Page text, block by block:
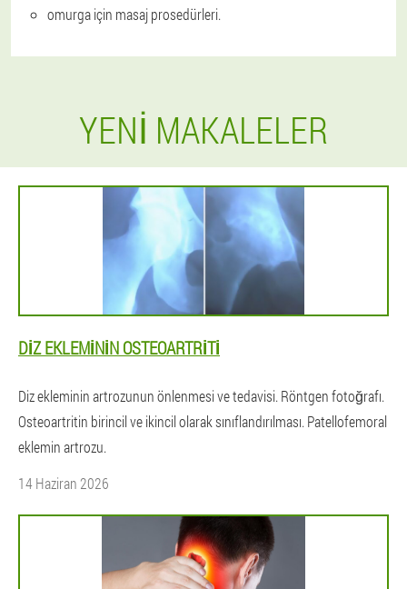
omurga için masaj prosedürleri.
YENI MAKALELER
DIZ EKLEMININ OSTEOARTRITI
Diz ekleminin artrozunun önlenmesi ve tedavisi. Röntgen fotoğrafı.
Osteoartritin birincil ve ikincil olarak sınıflandırılması. Patellofemoral
eklemin artrozu.
14 Haziran 2026